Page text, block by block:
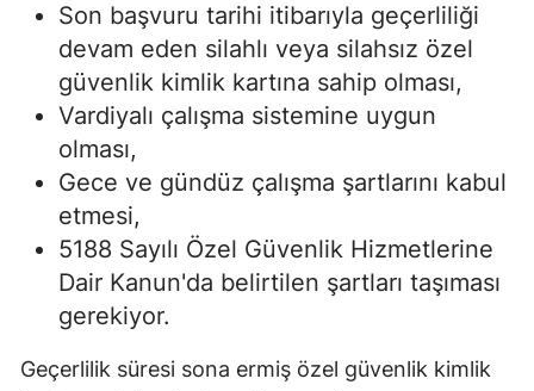
Son başvuru tarihi itibarıyla geçerliliği
devam eden silahlı veya silahsız özel
güvenlik kimlik kartına sahip olması,
Vardiyalı çalışma sistemine uygun
olması,
Gece ve gündüz çalışma şartlarını kabul
etmesi,
5188 Sayılı Özel Güvenlik Hizmetlerine
Dair Kanun'da belirtilen şartları taşıması
gerekiyor.
Geçerlilik süresi sona ermiş özel güvenlik kimlik